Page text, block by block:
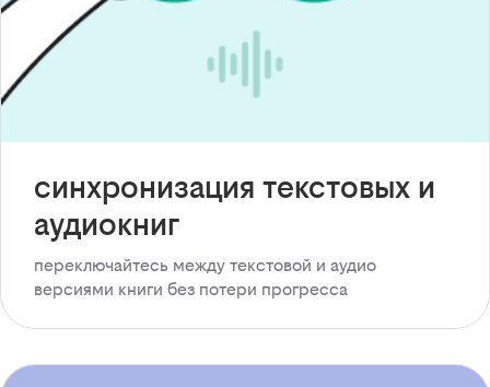
синхронизация текстовых и
аудиокниг
переключайтесь между текстовой и аудио
версиями книги без потери прогресса